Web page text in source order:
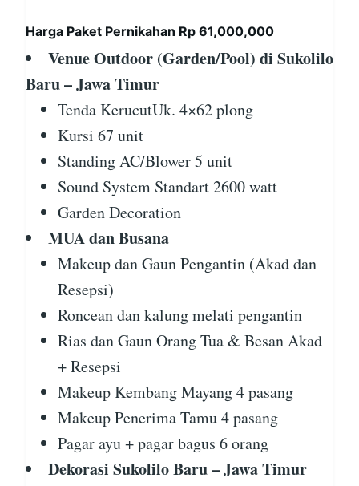
Harga Paket Pernikahan Rp 61,000,000
Venue Outdoor (Garden/Pool) di Sukolilo
Baru – Jawa Timur
Tenda KerucutUk. 4×62 plong
Kursi 67 unit
Standing AC/Blower 5 unit
Sound System Standart 2600 watt
Garden Decoration
MUA dan Busana
Makeup dan Gaun Pengantin (Akad dan
Resepsi)
Roncean dan kalung melati pengantin
Rias dan Gaun Orang Tua & Besan Akad
+ Resepsi
Makeup Kembang Mayang 4 pasang
Makeup Penerima Tamu 4 pasang
Pagar ayu + pagar bagus 6 orang
Dekorasi Sukolilo Baru – Jawa Timur